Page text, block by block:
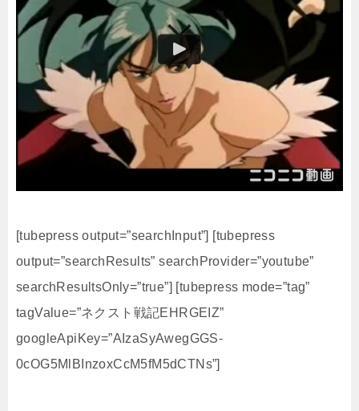
[tubepress output=”searchInput”] [tubepress
output=”searchResults” searchProvider=”youtube”
searchResultsOnly=”true”] [tubepress mode=”tag”
tagValue=”ネクスト戦記EHRGEIZ”
googleApiKey=”AIzaSyAwegGGS-
0cOG5MlBInzoxCcM5fM5dCTNs”]